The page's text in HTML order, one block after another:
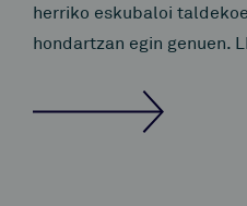
herriko eskubaloi
hondartzan egin genuen.